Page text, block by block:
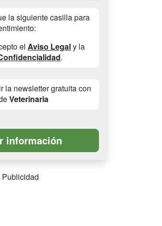
la siguiente casilla para
el Aviso Legaly la
.
la newsletter gratuita con
Veterinaria
Publicidad